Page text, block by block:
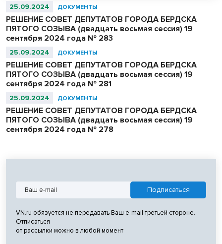
Левобережная часть этап I, этап II.
25.09.2024 ДОКУМЕНТЫ
РЕШЕНИЕ СОВЕТ ДЕПУТАТОВ ГОРОДА БЕРДСКА
ПЯТОГО СОЗЫВА (двадцать восьмая сессия) 19
сентября 2024 года № 283
25.09.2024 ДОКУМЕНТЫ
РЕШЕНИЕ СОВЕТ ДЕПУТАТОВ ГОРОДА БЕРДСКА
ПЯТОГО СОЗЫВА (двадцать восьмая сессия) 19
сентября 2024 года № 281
25.09.2024 ДОКУМЕНТЫ
РЕШЕНИЕ СОВЕТ ДЕПУТАТОВ ГОРОДА БЕРДСКА
ПЯТОГО СОЗЫВА (двадцать восьмая сессия) 19
сентября 2024 года № 278
VN.ru обязуется не передавать Ваш e-mail третьей стороне.
Отписаться
от рассылки можно в любой момент